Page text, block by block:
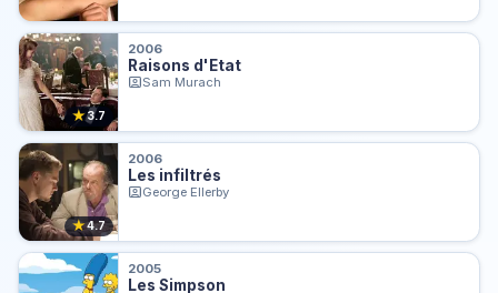
★3.7
2006
Raisons d'Etat
Sam Murach
★4.7
2006
Les infiltrés
George Ellerby
2005
Les Simpson